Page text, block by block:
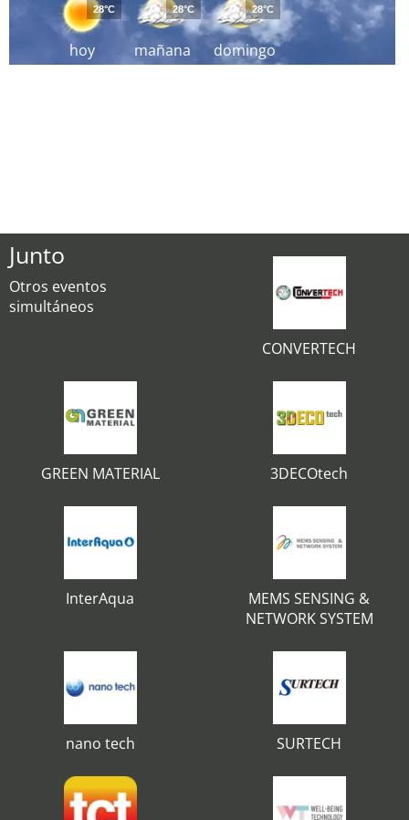
hoy
28°C
mañana
28°C
domingo
28°C
Junto
Otros eventos
simultáneos
CONVERTECH
GREEN MATERIAL 3DECOtech
InterAqua
MEMS SENSING &
NETWORK SYSTEM
nano tech SURTECH